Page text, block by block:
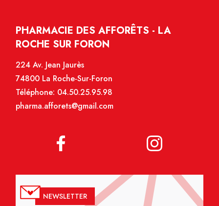
PHARMACIE DES AFFORÊTS - LA
ROCHE SUR FORON
224 Av. Jean Jaurès
74800 La Roche-Sur-Foron
Téléphone: 04.50.25.95.98
pharma.afforets@gmail.com
NEWSLETTER